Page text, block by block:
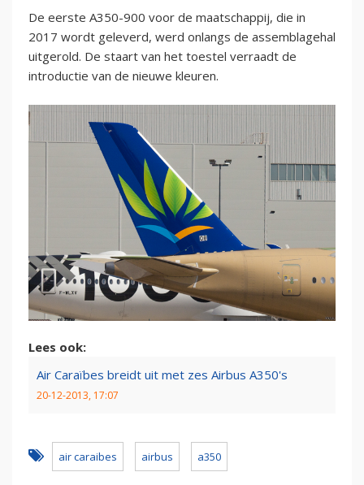
De eerste A350-900 voor de maatschappij, die in
2017 wordt geleverd, werd onlangs de assemblagehal
uitgerold. De staart van het toestel verraadt de
introductie van de nieuwe kleuren.
Lees ook:
Air Caraïbes breidt uit met zes Airbus A350's
20-12-2013, 17:07
air caraibes airbus a350